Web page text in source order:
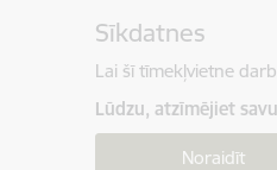
Sīkdatnes
Lai šī tīmekļvietne
Lūdzu, atzīmējiet
Noraidīt